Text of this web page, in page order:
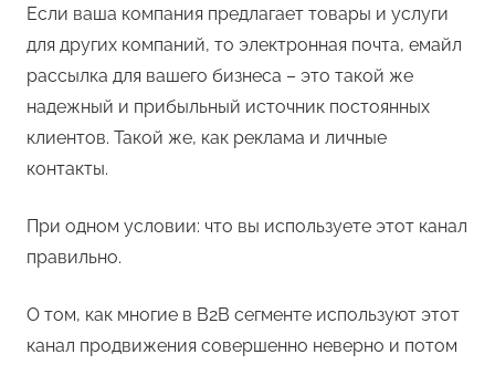
Если ваша компания предлагает товары и услуги
для других компаний, то электронная почта, емайл
рассылка для вашего бизнеса – это такой же
надежный и прибыльный источник постоянных
клиентов. Такой же, как реклама и личные
контакты.
При одном условии: что вы используете этот канал
правильно.
О том, как многие в В2В сегменте используют этот
канал продвижения совершенно неверно и потом